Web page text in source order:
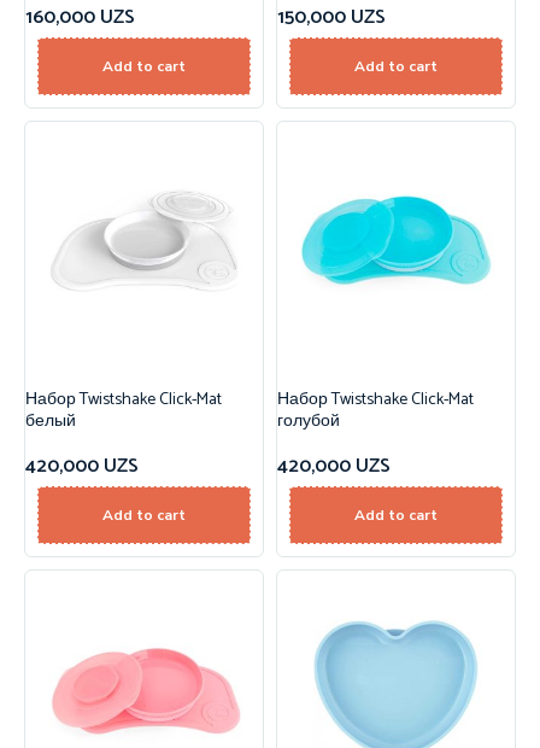
160,000UZS
Add to cart
150,000UZS
Add to cart
Набор Twistshake Click-Mat
белый
420,000UZS
Add to cart
Набор Twistshake Click-Mat
голубой
420,000UZS
Add to cart